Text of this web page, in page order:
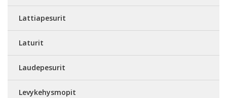
Lattiapesurit
Laturit
Laudepesurit
Levykehysmopit